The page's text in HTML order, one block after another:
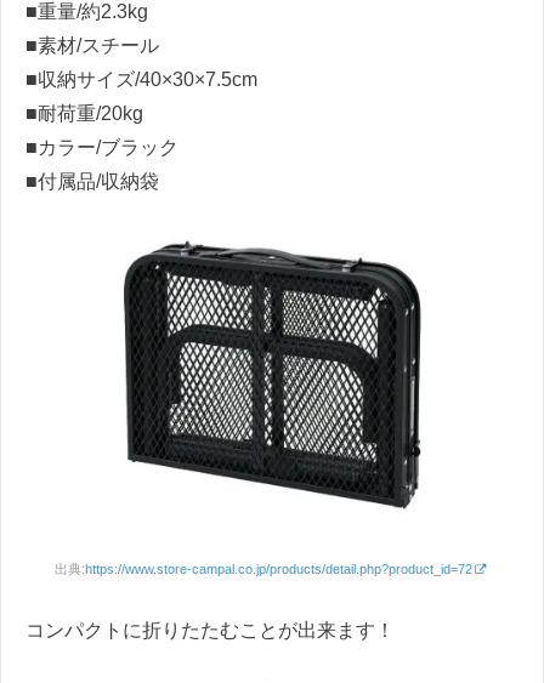
■重量/約2.3kg
■素材/スチール
■収納サイズ/40×30×7.5cm
■耐荷重/20kg
■カラー/ブラック
■付属品/収納袋
出典:https://www.store-campal.co.jp/products/detail.php?product_id=72
コンパクトに折りたたむことが出来ます！